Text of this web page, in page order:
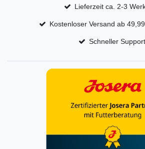
Lieferzeit ca. 2-3
Kostenloser Versand ab
Schneller Support